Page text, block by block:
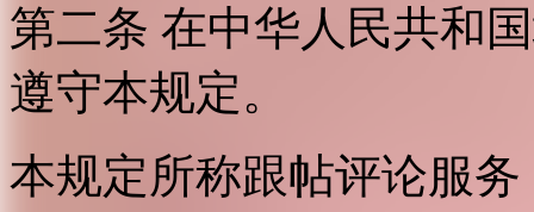
第二条 在中华人民共和
遵守本规定。
本规定所称跟帖评论服